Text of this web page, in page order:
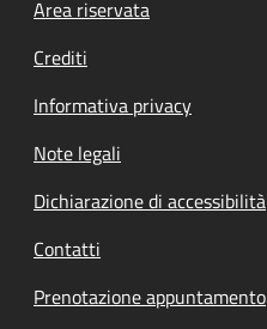
Footer menu
Area riservata
Crediti
Informativa privacy
Note legali
Dichiarazione di accessibilità
Contatti
Prenotazione appuntamento